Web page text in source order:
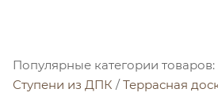
Популярные категории товаров:
Ступени из ДПК /Террасная